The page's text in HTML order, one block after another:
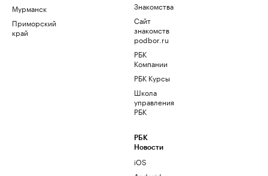
Мурманск
Приморский
край
Знакомства
Сайт
знакомств
podbor.ru
РБК
Компании
РБК Курсы
Школа
управления
РБК
РБК
Новости
iOS